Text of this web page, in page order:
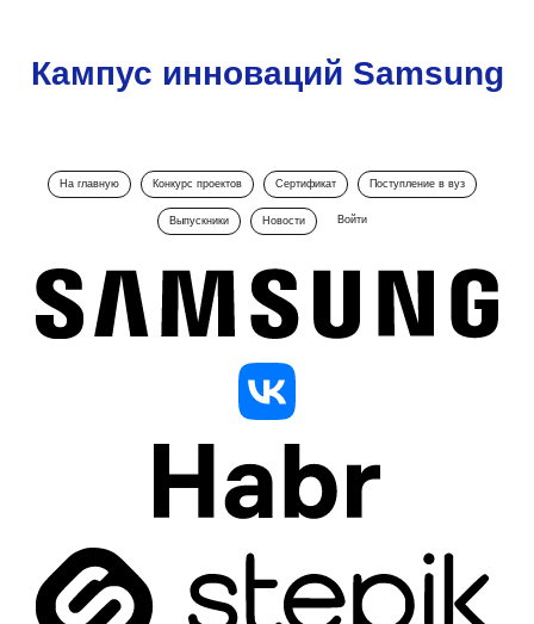
Кампус инноваций Samsung
На главную Конкурс проектов Сертификат Поступление в вуз
Выпускники Новости Войти